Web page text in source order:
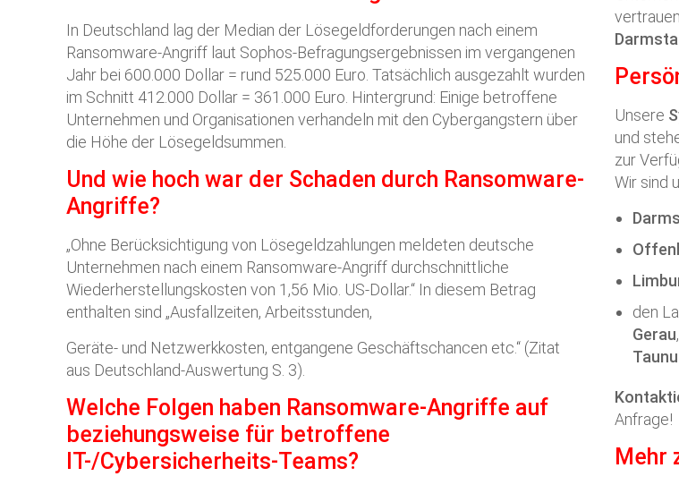
In Deutschland lag der Median der Lösegeldforderungen nach einem
Ransomware-Angriff laut Sophos-Befragungsergebnissen im vergangenen
Jahr bei 600.000 Dollar = rund 525.000 Euro. Tatsächlich ausgezahlt wurden
im Schnitt 412.000 Dollar = 361.000 Euro. Hintergrund: Einige betroffene
Unternehmen und Organisationen verhandeln mit den Cybergangstern über
die Höhe der Lösegeldsummen.
Und wie hoch war der Schaden durch Ransomware-
Angriffe?
„Ohne Berücksichtigung von Lösegeldzahlungen meldeten deutsche
Unternehmen nach einem Ransomware-Angriff durchschnittliche
Wiederherstellungskosten von 1,56 Mio. US-Dollar.“ In diesem Betrag
enthalten sind „Ausfallzeiten, Arbeitsstunden,
Geräte- und Netzwerkkosten, entgangene Geschäftschancen etc.“ (Zitat
aus Deutschland-Auswertung S. 3).
Welche Folgen haben Ransomware-Angriffe auf
beziehungsweise für betroffene
IT-/Cybersicherheits-Teams?
Unsere
und
zur
Wir sind
den
Gerau,
Anfrage!
Mehr